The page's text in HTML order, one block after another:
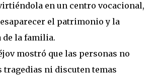
en un centro vocacional,
el patrimonio y la
de la familia.
mostró que las personas no
tragedias ni discuten temas